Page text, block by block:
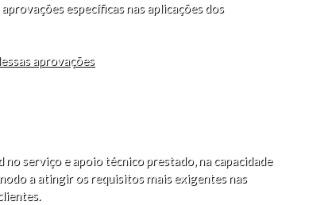
específicas nas aplicações dos
aprovações
serviço e apoio técnico prestado, na capacidade
a atingir os requisitos mais exigentes nas